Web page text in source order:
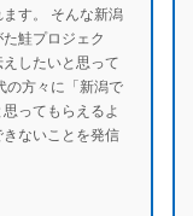
す。 そんな新潟
鮭プロジェク
えしたいと思って
の方々に「新潟で
ってもらえるよ
ないことを発信